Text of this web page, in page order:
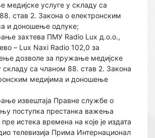
медијске услуге у складу са
став 2. Закона о електронским
и доношење одлуке;
захтева ПМУ Radio Lux д.о.о.,
– Lux Naxi Radio 102,0 за
дозволе за пружање медијске
складу са чланом 88. став 2. Закона
медијима и доношење
извештаја Правне службе о
поступка престанка важења
истека времена на које је издата
телевизија Прима Интернационал